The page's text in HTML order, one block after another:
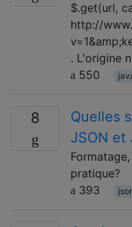
$.get(url,
http://
. L'origine
550
8
Quelles
JSON et
pratique?
393